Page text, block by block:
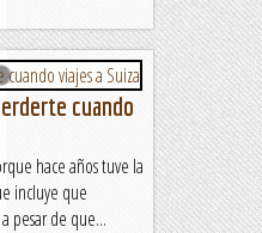
cuando
hace años tuve la
incluye que
pesar de que...